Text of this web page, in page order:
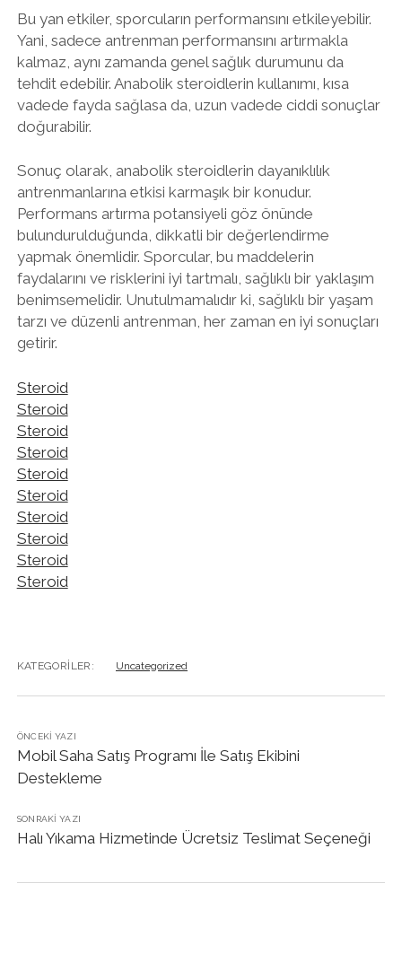
Bu yan etkiler, sporcuların performansını etkileyebilir.
Yani, sadece antrenman performansını artırmakla
kalmaz, aynı zamanda genel sağlık durumunu da
tehdit edebilir. Anabolik steroidlerin kullanımı, kısa
vadede fayda sağlasa da, uzun vadede ciddi sonuçlar
doğurabilir.
Sonuç olarak, anabolik steroidlerin dayanıklılık
antrenmanlarına etkisi karmaşık bir konudur.
Performans artırma potansiyeli göz önünde
bulundurulduğunda, dikkatli bir değerlendirme
yapmak önemlidir. Sporcular, bu maddelerin
faydalarını ve risklerini iyi tartmalı, sağlıklı bir yaklaşım
benimsemelidir. Unutulmamalıdır ki, sağlıklı bir yaşam
tarzı ve düzenli antrenman, her zaman en iyi sonuçları
getirir.
Steroid
Steroid
Steroid
Steroid
Steroid
Steroid
Steroid
Steroid
Steroid
Steroid
KATEGORILER: Uncategorized
ÖNCEKI YAZI
Mobil Saha Satış Programı İle Satış Ekibini
Destekleme
SONRAKI YAZI
Halı Yıkama Hizmetinde Ücretsiz Teslimat Seçeneği